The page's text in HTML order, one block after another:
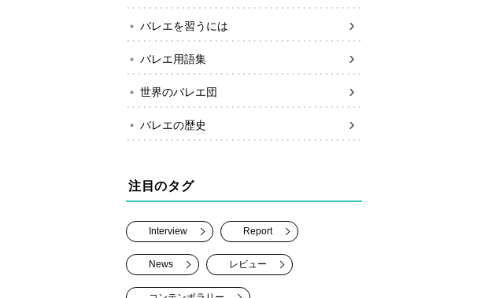
バレエを習うには
バレエ用語集
世界のバレエ団
バレエの歴史
注目のタグ
Interview Report
News レビュー